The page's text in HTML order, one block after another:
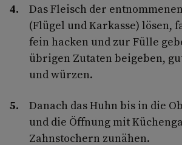
Das Fleisch der
(Flügel und Karkasse) lösen,
fein hacken und zur Fülle
übrigen Zutaten beigeben,
und würzen.
Danach das Huhn bis in die
und die Öffnung mit
Zahnstochern zunähen.